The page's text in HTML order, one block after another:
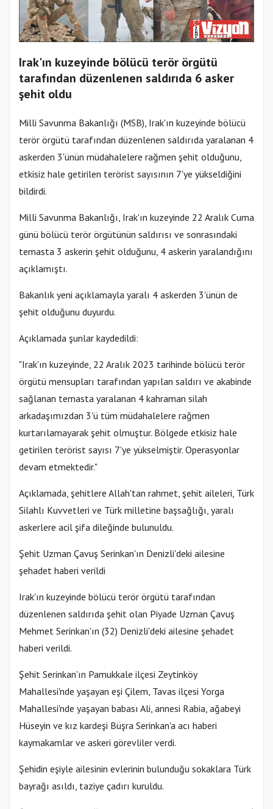
Irak'ın kuzeyinde bölücü terör örgütü
tarafından düzenlenen saldırıda 6 asker
şehit oldu
Milli Savunma Bakanlığı (MSB), Irak'ın kuzeyinde bölücü
terör örgütü tarafından düzenlenen saldırıda yaralanan 4
askerden 3'ünün müdahalelere rağmen şehit olduğunu,
etkisiz hale getirilen terörist sayısının 7'ye yükseldiğini
bildirdi.
Milli Savunma Bakanlığı, Irak'ın kuzeyinde 22 Aralık Cuma
günü bölücü terör örgütünün saldırısı ve sonrasındaki
temasta 3 askerin şehit olduğunu, 4 askerin yaralandığını
açıklamıştı.
Bakanlık yeni açıklamayla yaralı 4 askerden 3'ünün de
şehit olduğunu duyurdu.
Açıklamada şunlar kaydedildi:
"Irak'ın kuzeyinde, 22 Aralık 2023 tarihinde bölücü terör
örgütü mensupları tarafından yapılan saldırı ve akabinde
sağlanan temasta yaralanan 4 kahraman silah
arkadaşımızdan 3'ü tüm müdahalelere rağmen
kurtarılamayarak şehit olmuştur. Bölgede etkisiz hale
getirilen terörist sayısı 7'ye yükselmiştir. Operasyonlar
devam etmektedir."
Açıklamada, şehitlere Allah'tan rahmet, şehit aileleri, Türk
Silahlı Kuvvetleri ve Türk milletine başsağlığı, yaralı
askerlere acil şifa dileğinde bulunuldu.
Şehit Uzman Çavuş Serinkan'ın Denizli'deki ailesine
şehadet haberi verildi
Irak'ın kuzeyinde bölücü terör örgütü tarafından
düzenlenen saldırıda şehit olan Piyade Uzman Çavuş
Mehmet Serinkan'ın (32) Denizli'deki ailesine şehadet
haberi verildi.
Şehit Serinkan'ın Pamukkale ilçesi Zeytinköy
Mahallesi'nde yaşayan eşi Çilem, Tavas ilçesi Yorga
Mahallesi'nde yaşayan babası Ali, annesi Rabia, ağabeyi
Hüseyin ve kız kardeşi Büşra Serinkan'a acı haberi
kaymakamlar ve askeri görevliler verdi.
Şehidin eşiyle ailesinin evlerinin bulunduğu sokaklara Türk
bayrağı asıldı, taziye çadırı kuruldu.